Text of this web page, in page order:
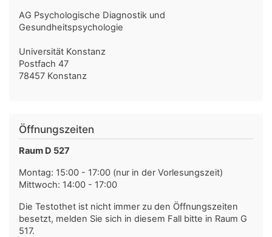
AG Psychologische Diagnostik und
Gesundheitspsychologie
Universität Konstanz
Postfach 47
78457 Konstanz
Öffnungszeiten
Raum D 527
Montag: 15:00 - 17:00 (nur in der Vorlesungszeit)
Mittwoch: 14:00 - 17:00
Die Testothet ist nicht immer zu den Öffnungszeiten
besetzt, melden Sie sich in diesem Fall bitte in Raum G
517.